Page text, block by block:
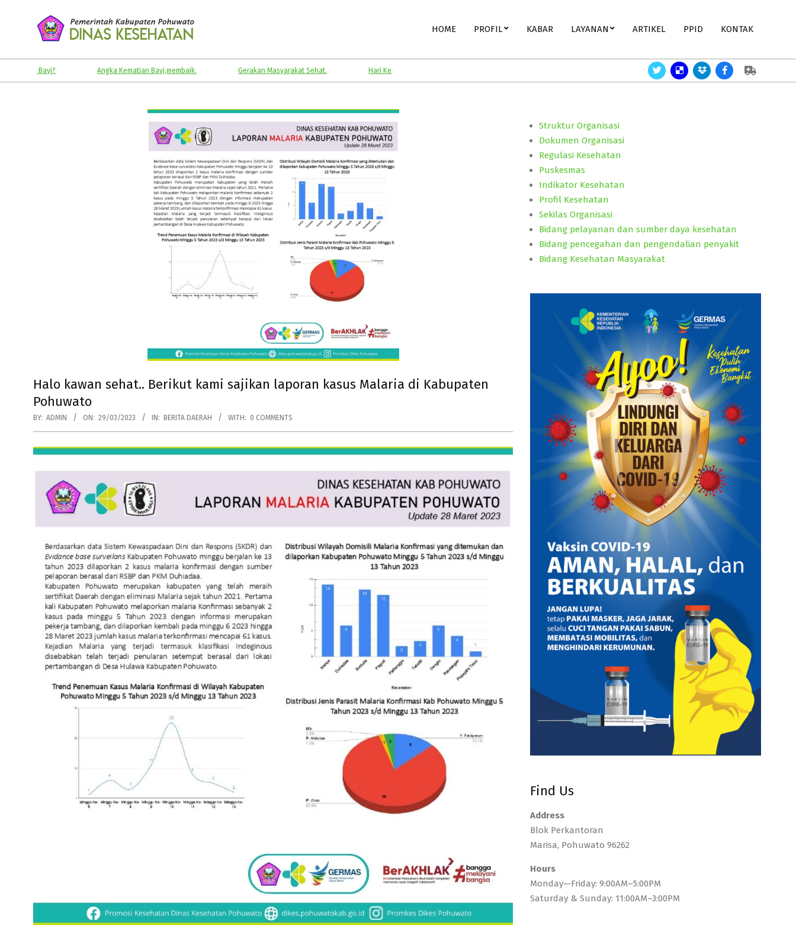
KABUPATEN
POHUWATO
HOME PROFIL KABAR LAYANAN ARTIKEL PPID KONTAK
Angka Kematian Bayi,membaik. Gerakan Masyarakat Sehat. Hari Kesehatan Nasional. Angka Kematian Bayi,membaik.
Halo kawan sehat.. Berikut kami sajikan laporan kasus Malaria di Kabupaten
Pohuwato
BY: ADMIN ON: 29/03/2023 IN: BERITA DAERAH WITH: 0 COMMENTS
Struktur Organisasi
Dokumen Organisasi
Regulasi Kesehatan
Puskesmas
Indikator Kesehatan
Profil Kesehatan
Sekilas Organisasi
Bidang pelayanan dan sumber daya kesehatan
Bidang pencegahan dan pengendalian penyakit
Bidang Kesehatan Masyarakat
Find Us
Address
Blok Perkantoran
Marisa, Pohuwato 96262
Hours
Monday—Friday: 9:00AM–5:00PM
Saturday & Sunday: 11:00AM–3:00PM